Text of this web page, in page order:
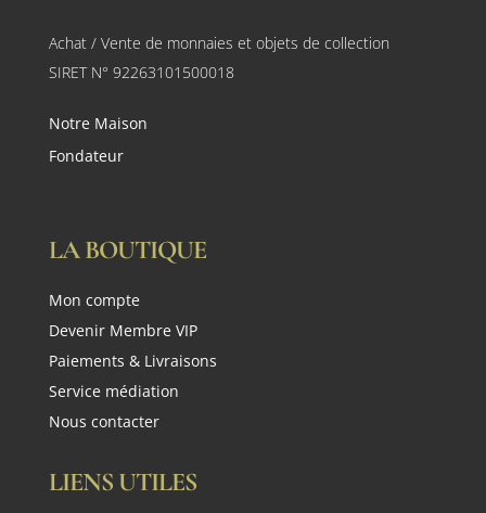
Achat / Vente de monnaies et objets de collection
SIRET N° 92263101500018
Notre Maison
Fondateur
LA BOUTIQUE
Mon compte
Devenir Membre VIP
Paiements & Livraisons
Service médiation
Nous contacter
LIENS UTILES